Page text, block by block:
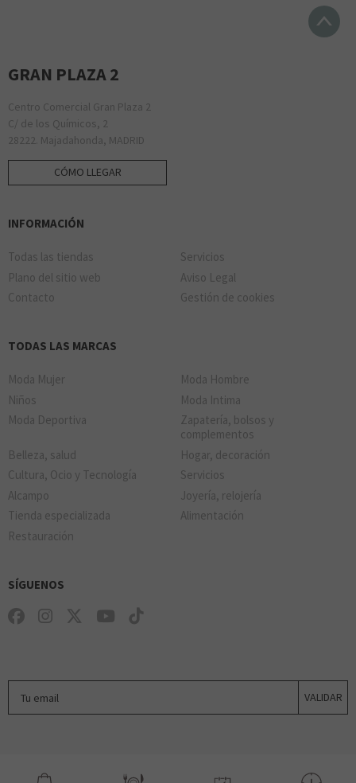
GRAN PLAZA 2
Centro Comercial Gran Plaza 2
C/ de los Químicos, 2
28222. Majadahonda, MADRID
CÓMO LLEGAR
INFORMACIÓN
Todas las tiendas
Servicios
Plano del sitio web
Aviso Legal
Contacto
Gestión de cookies
TODAS LAS MARCAS
Moda Mujer
Moda Hombre
Niños
Moda Intima
Moda Deportiva
Zapatería, bolsos y
complementos
Belleza, salud
Hogar, decoración
Cultura, Ocio y Tecnología
Servicios
Alcampo
Joyería, relojería
Tienda especializada
Alimentación
Restauración
SÍGUENOS
VALIDAR